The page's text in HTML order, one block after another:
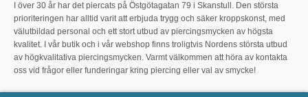
I över 30 år har det piercats på Östgötagatan 79 i Skanstull. Den största
prioriteringen har alltid varit att erbjuda trygg och säker kroppskonst, med
välutbildad personal och ett stort utbud av piercingsmycken av högsta
kvalitet. I vår butik och i vår webshop finns troligtvis Nordens största utbud
av högkvalitativa piercingsmycken. Varmt välkommen att höra av kontakta
oss vid frågor eller funderingar kring piercing eller val av smycke!